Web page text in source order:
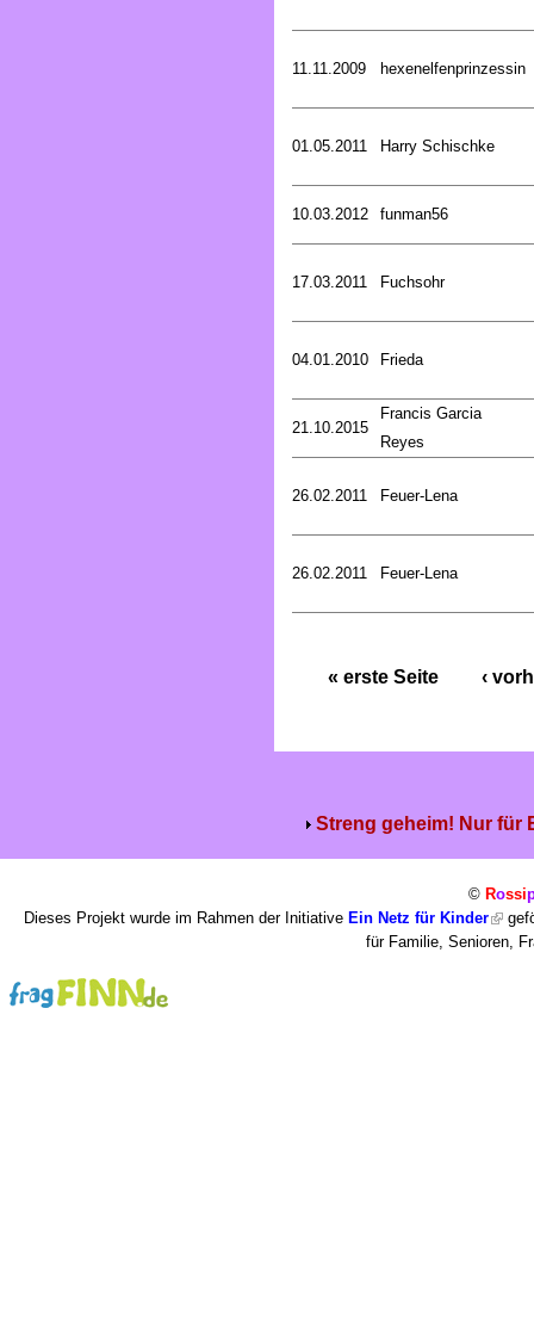
11.11.2009 hexenelfenprinzessin
01.05.2011 Harry Schischke
10.03.2012 funman56
17.03.2011 Fuchsohr
04.01.2010 Frieda
21.10.2015
Francis Garcia
Reyes
26.02.2011 Feuer-Lena
26.02.2011 Feuer-Lena
« erste Seite ‹
Streng geheim! Nur für
© Rossi
Dieses Projekt wurde im Rahmen der Initiative Ein Netz für Kinder
für Familie, Senioren,